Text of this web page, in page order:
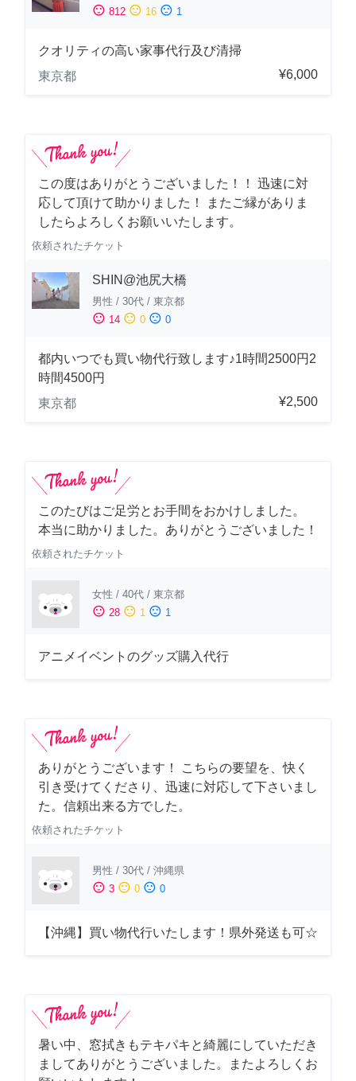
sentiment_satisfied 812 sentiment_neutral 16 sentiment_dissatisfied 1
クオリティの高い家事代行及び清掃
東京都
¥6,000
この度はありがとうございました！！ 迅速に対
応して頂けて助かりました！ またご縁がありま
したらよろしくお願いいたします。
依頼されたチケット
SHIN@池尻大橋
男性 / 30代 / 東京都
sentiment_satisfied 14 sentiment_neutral 0 sentiment_dissatisfied 0
都内いつでも買い物代行致します♪1時間2500円2
時間4500円
東京都
¥2,500
このたびはご足労とお手間をおかけしました。
本当に助かりました。ありがとうございました！
依頼されたチケット
女性 / 40代 / 東京都
sentiment_satisfied 28 sentiment_neutral 1 sentiment_dissatisfied 1
アニメイベントのグッズ購入代行
ありがとうございます！ こちらの要望を、快く
引き受けてくださり、迅速に対応して下さいまし
た。信頼出来る方でした。
依頼されたチケット
男性 / 30代 / 沖縄県
sentiment_satisfied 3 sentiment_neutral 0 sentiment_dissatisfied 0
【沖縄】買い物代行いたします！県外発送も可☆
暑い中、窓拭きもテキパキと綺麗にしていただき
ましてありがとうございました。またよろしくお